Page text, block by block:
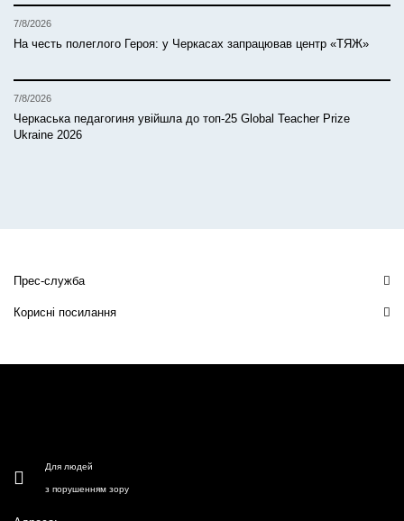
7/8/2026
На честь полеглого Героя: у Черкасах запрацював центр «ТЯЖ»
7/8/2026
Черкаська педагогиня увійшла до топ-25 Global Teacher Prize
Ukraine 2026
Прес-служба
Корисні посилання
Для людей
з порушенням зору